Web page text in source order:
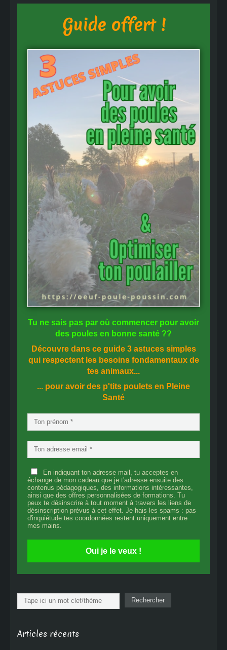
Guide offert !
Tu ne sais pas par où commencer pour avoir
des poules en bonne santé ??
Découvre dans ce guide 3 astuces simples
qui respectent les besoins fondamentaux de
tes animaux...
... pour avoir des p'tits poulets en Pleine
Santé
En indiquant ton adresse mail, tu acceptes en
échange de mon cadeau que je t'adresse ensuite des
contenus pédagogiques, des informations intéressantes,
ainsi que des offres personnalisées de formations. Tu
peux te désinscrire à tout moment à travers les liens de
désinscription prévus à cet effet. Je hais les spams : pas
d'inquiétude tes coordonnées restent uniquement entre
mes mains.
Oui je le veux !
Rechercher Rechercher
Articles récents